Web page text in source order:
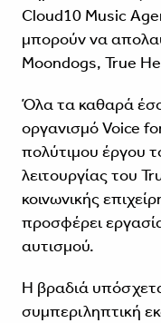
Cloud10 Music
μπορούν να
Moondogs, True
Όλα τα καθαρά
οργανισμό Voice
πολύτιμου έργου
λειτουργίας του
κοινωνικής
προσφέρει
αυτισμού.
Η βραδιά
συμπεριληπτική